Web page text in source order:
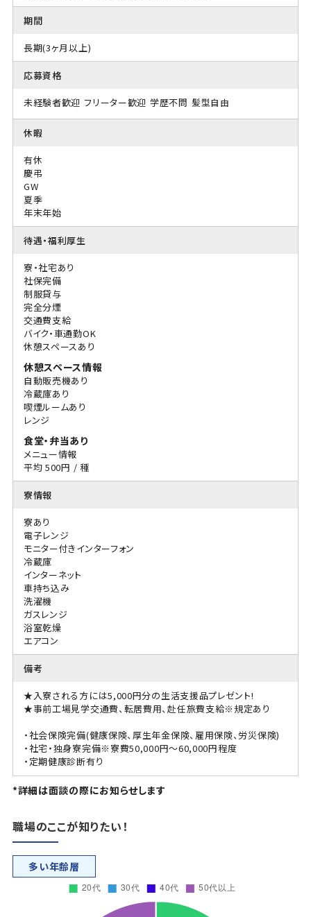
期間
長期(3ヶ月以上)
応募資格
未経験者歓迎 フリーター歓迎 学歴不問 髪型自由
休暇
有休
慶弔
GW
夏季
年末年始
待遇・福利厚生
寮・社宅あり
社保完備
制服貸与
完全分煙
交通費支給
バイク・車通勤OK
休憩スペースあり
休憩スペース情報
自動販売機あり
冷蔵庫あり
喫煙ルームあり
レンジ
食堂・弁当あり
メニュー情報
平均 500円 / 種
寮情報
寮あり
電子レンジ
モニター付きインターフォン
冷蔵庫
インターネット
車持ち込み
洗濯機
ガスレンジ
浴室乾燥
エアコン
備考
★入寮される方には5,000円分の生活支援品プレゼント!
★事前工場見学交通費、転居費用、赴任旅費支給※規定あり
・社会保険完備(健康保険、厚生年金保険、雇用保険、労災保険)
・社宅・独身寮完備※寮費50,000円～60,000円程度
・定期健康診断有り
*詳細は面談の際にお知らせします
職場のここが知りたい！
多い年齢層